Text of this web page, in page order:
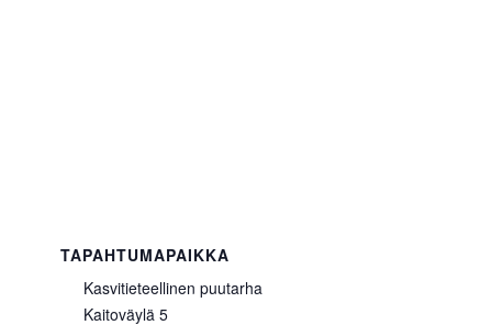
TAPAHTUMAPAIKKA
Kasvitieteellinen puutarha
Kaitoväylä 5